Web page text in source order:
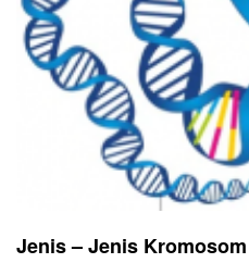
Jenis – Jenis Kromosom